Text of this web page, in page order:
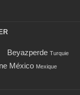
Beyazperde Turquie
México Mexique